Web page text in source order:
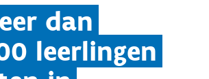
dan
leerlingen